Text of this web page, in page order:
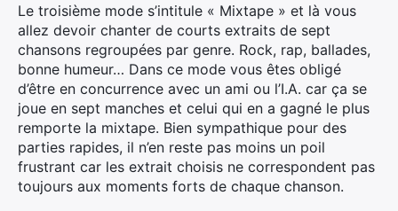
Le troisième mode s’intitule « Mixtape » et là vous
allez devoir chanter de courts extraits de sept
chansons regroupées par genre. Rock, rap, ballades,
bonne humeur… Dans ce mode vous êtes obligé
d’être en concurrence avec un ami ou l’I.A. car ça se
joue en sept manches et celui qui en a gagné le plus
remporte la mixtape. Bien sympathique pour des
parties rapides, il n’en reste pas moins un poil
frustrant car les extrait choisis ne correspondent pas
toujours aux moments forts de chaque chanson.